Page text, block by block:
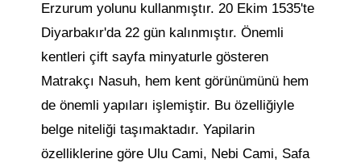
Erzurum yolunu kullanmıştır. 20 Ekim 1535'te
Diyarbakır'da 22 gün kalınmıştır. Önemli
kentleri çift sayfa minyaturle gösteren
Matrakçı Nasuh, hem kent görünümünü hem
de önemli yapıları işlemiştir. Bu özelliğiyle
belge niteliği taşımaktadır. Yapilarin
özelliklerine göre Ulu Cami, Nebi Cami, Safa